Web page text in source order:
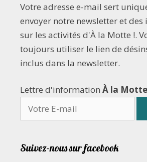
Votre adresse e-mail sert
envoyer notre newsletter et
sur les activités d'À la Motte !.
toujours utiliser le lien de
inclus dans la newsletter.
Lettre d'information À la Motte
Suivez-nous sur facebook